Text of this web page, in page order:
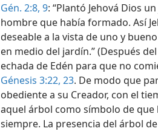
Gén. 2:8, 9: “Plantó Jehová Dios
hombre que había formado. Así
deseable a la vista de uno y
en medio del jardín.” (Después
echada de Edén para que no
Génesis 3:22, 23. De modo que
obediente a su Creador, con el
aquel árbol como símbolo de
siempre. La presencia del árbol